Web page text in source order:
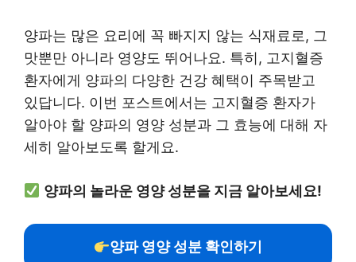
양파는 많은 요리에 꼭 빠지지 않는 식재료로, 그
맛뿐만 아니라 영양도 뛰어나요. 특히, 고지혈증
환자에게 양파의 다양한 건강 혜택이 주목받고
있답니다. 이번 포스트에서는 고지혈증 환자가
알아야 할 양파의 영양 성분과 그 효능에 대해 자
세히 알아보도록 할게요.
양파의 놀라운 영양 성분을 지금 알아보세요!
양파 영양 성분 확인하기